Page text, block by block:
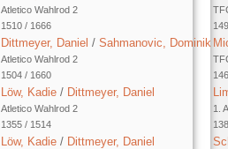
Atletico Wahlrod 2
1510 / 1666
Dittmeyer, Daniel / Sahmanovic, Dominik
Atletico Wahlrod 2
1504 / 1660
Löw, Kadie / Dittmeyer, Daniel
Atletico Wahlrod 2
1355 / 1514
1.
Löw, Kadie / Dittmeyer, Daniel